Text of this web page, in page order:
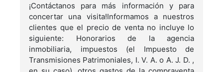
¡Contáctanos para más información y para
concertar una visita!Informamos a nuestros
clientes que el precio de venta no incluye lo
siguiente: Honorarios de la agencia
inmobiliaria, impuestos (el Impuesto de
Transmisiones Patrimoniales, I. V. A. o A. J. D. ,